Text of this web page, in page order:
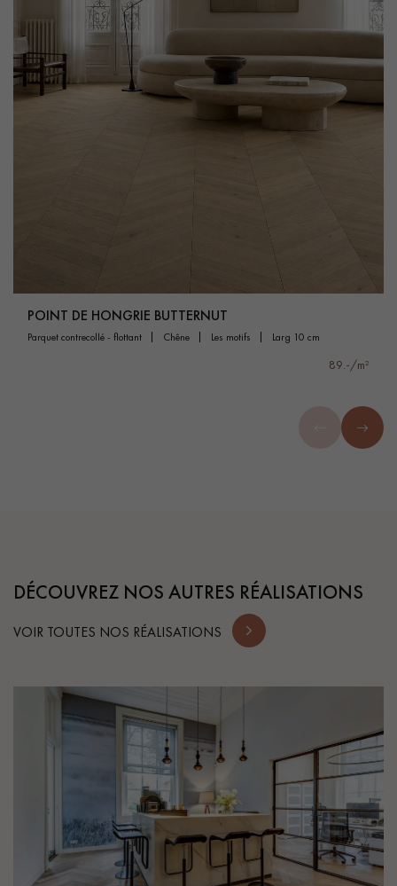
POINT DE HONGRIE BUTTERNUT
parquet contrecollé - flottant chêne les motifs larg 10 cm
89.-/m²
DÉCOUVREZ NOS AUTRES RÉALISATIONS
VOIR TOUTES NOS RÉALISATIONS